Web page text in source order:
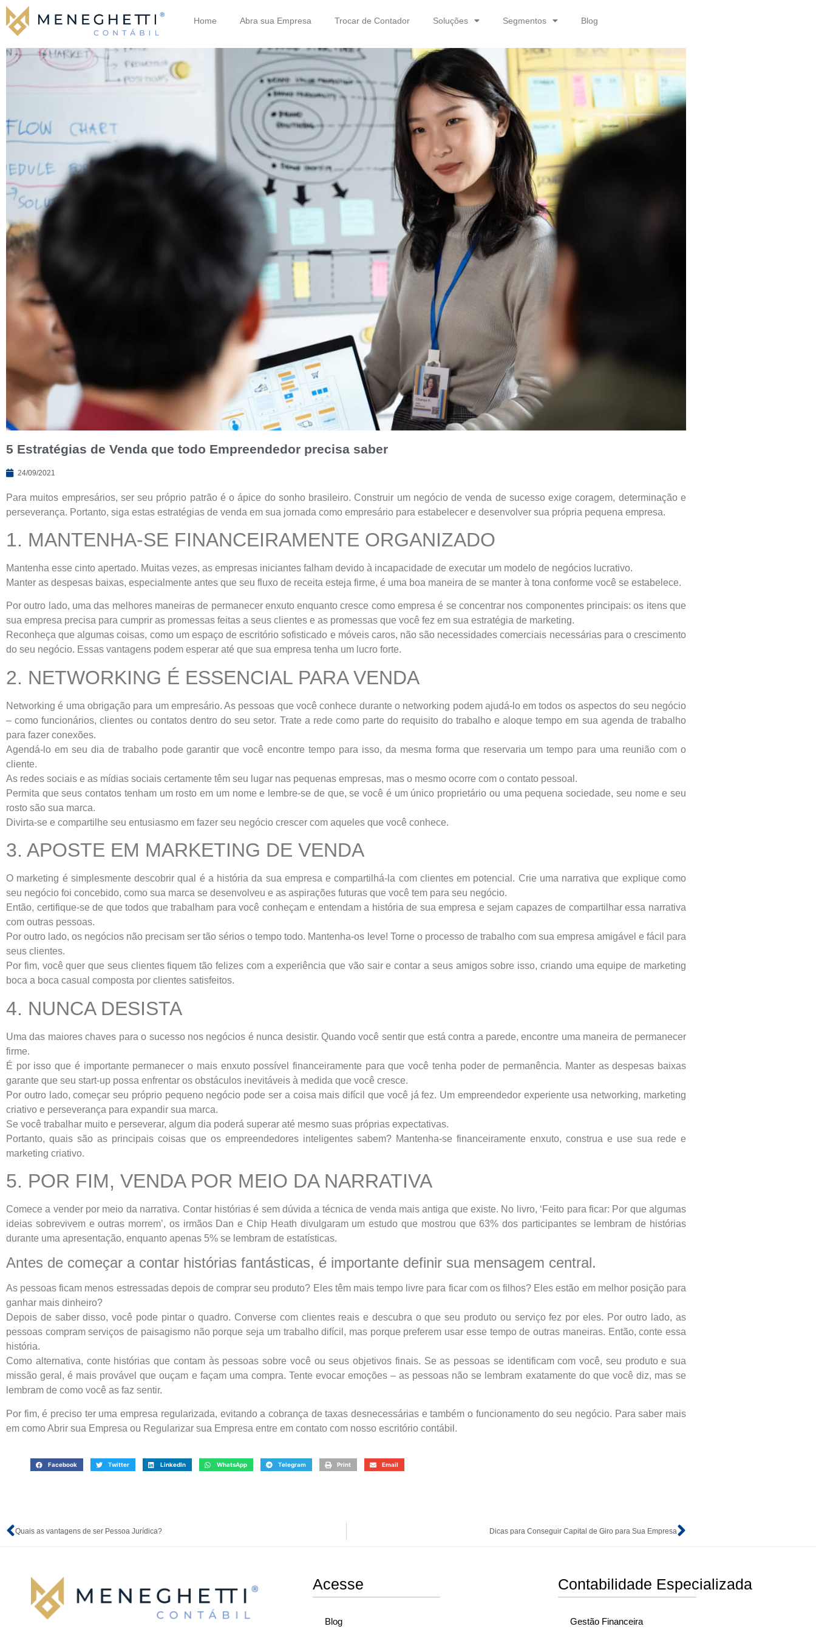
Home Abra sua Empresa Trocar de Contador Soluções Segmentos Blog
5 Estratégias de Venda que todo Empreendedor precisa saber
24/09/2021
Para muitos empresários, ser seu próprio patrão é o ápice do sonho brasileiro. Construir um negócio de venda de sucesso exige coragem, determinação e
perseverança. Portanto, siga estas estratégias de venda em sua jornada como empresário para estabelecer e desenvolver sua própria pequena empresa.
1. MANTENHA-SE FINANCEIRAMENTE ORGANIZADO
Mantenha esse cinto apertado. Muitas vezes, as empresas iniciantes falham devido à incapacidade de executar um modelo de negócios lucrativo.
Manter as despesas baixas, especialmente antes que seu fluxo de receita esteja firme, é uma boa maneira de se manter à tona conforme você se estabelece.
Por outro lado, uma das melhores maneiras de permanecer enxuto enquanto cresce como empresa é se concentrar nos componentes principais: os itens que
sua empresa precisa para cumprir as promessas feitas a seus clientes e as promessas que você fez em sua estratégia de marketing.
Reconheça que algumas coisas, como um espaço de escritório sofisticado e móveis caros, não são necessidades comerciais necessárias para o crescimento
do seu negócio. Essas vantagens podem esperar até que sua empresa tenha um lucro forte.
2. NETWORKING É ESSENCIAL PARA VENDA
Networking é uma obrigação para um empresário. As pessoas que você conhece durante o networking podem ajudá-lo em todos os aspectos do seu negócio
– como funcionários, clientes ou contatos dentro do seu setor. Trate a rede como parte do requisito do trabalho e aloque tempo em sua agenda de trabalho
para fazer conexões.
Agendá-lo em seu dia de trabalho pode garantir que você encontre tempo para isso, da mesma forma que reservaria um tempo para uma reunião com o
cliente.
As redes sociais e as mídias sociais certamente têm seu lugar nas pequenas empresas, mas o mesmo ocorre com o contato pessoal.
Permita que seus contatos tenham um rosto em um nome e lembre-se de que, se você é um único proprietário ou uma pequena sociedade, seu nome e seu
rosto são sua marca.
Divirta-se e compartilhe seu entusiasmo em fazer seu negócio crescer com aqueles que você conhece.
3. APOSTE EM MARKETING DE VENDA
O marketing é simplesmente descobrir qual é a história da sua empresa e compartilhá-la com clientes em potencial. Crie uma narrativa que explique como
seu negócio foi concebido, como sua marca se desenvolveu e as aspirações futuras que você tem para seu negócio.
Então, certifique-se de que todos que trabalham para você conheçam e entendam a história de sua empresa e sejam capazes de compartilhar essa narrativa
com outras pessoas.
Por outro lado, os negócios não precisam ser tão sérios o tempo todo. Mantenha-os leve! Torne o processo de trabalho com sua empresa amigável e fácil para
seus clientes.
Por fim, você quer que seus clientes fiquem tão felizes com a experiência que vão sair e contar a seus amigos sobre isso, criando uma equipe de marketing
boca a boca casual composta por clientes satisfeitos.
4. NUNCA DESISTA
Uma das maiores chaves para o sucesso nos negócios é nunca desistir. Quando você sentir que está contra a parede, encontre uma maneira de permanecer
firme.
É por isso que é importante permanecer o mais enxuto possível financeiramente para que você tenha poder de permanência. Manter as despesas baixas
garante que seu start-up possa enfrentar os obstáculos inevitáveis ​​à medida que você cresce.
Por outro lado, começar seu próprio pequeno negócio pode ser a coisa mais difícil que você já fez. Um empreendedor experiente usa networking, marketing
criativo e perseverança para expandir sua marca.
Se você trabalhar muito e perseverar, algum dia poderá superar até mesmo suas próprias expectativas.
Portanto, quais são as principais coisas que os empreendedores inteligentes sabem? Mantenha-se financeiramente enxuto, construa e use sua rede e
marketing criativo.
5. POR FIM, VENDA POR MEIO DA NARRATIVA
Comece a vender por meio da narrativa. Contar histórias é sem dúvida a técnica de venda mais antiga que existe. No livro, ‘Feito para ficar: Por que algumas
ideias sobrevivem e outras morrem’, os irmãos Dan e Chip Heath divulgaram um estudo que mostrou que 63% dos participantes se lembram de histórias
durante uma apresentação, enquanto apenas 5% se lembram de estatísticas.
Antes de começar a contar histórias fantásticas, é importante definir sua mensagem central.
As pessoas ficam menos estressadas depois de comprar seu produto? Eles têm mais tempo livre para ficar com os filhos? Eles estão em melhor posição para
ganhar mais dinheiro?
Depois de saber disso, você pode pintar o quadro. Converse com clientes reais e descubra o que seu produto ou serviço fez por eles. Por outro lado, as
pessoas compram serviços de paisagismo não porque seja um trabalho difícil, mas porque preferem usar esse tempo de outras maneiras. Então, conte essa
história.
Como alternativa, conte histórias que contam às pessoas sobre você ou seus objetivos finais. Se as pessoas se identificam com você, seu produto e sua
missão geral, é mais provável que ouçam e façam uma compra. Tente evocar emoções – as pessoas não se lembram exatamente do que você diz, mas se
lembram de como você as faz sentir.
Por fim, é preciso ter uma empresa regularizada, evitando a cobrança de taxas desnecessárias e também o funcionamento do seu negócio. Para saber mais
em como Abrir sua Empresa ou Regularizar sua Empresa entre em contato com nosso escritório contábil.
Facebook Twitter LinkedIn WhatsApp Telegram Print Email
Quais as vantagens de ser Pessoa Jurídica? Dicas para Conseguir Capital de Giro para Sua Empresa
Acesse
Blog
Contabilidade Especializada
Gestão Financeira